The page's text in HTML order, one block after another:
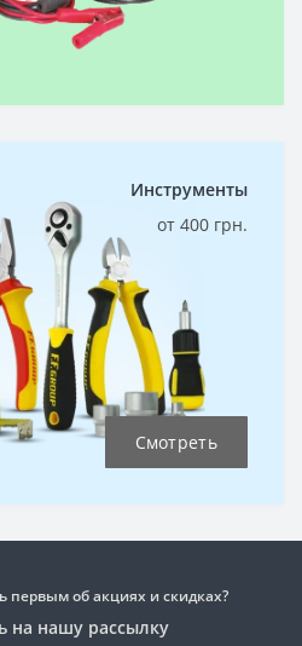
Инструменты
от 400 грн.
Смотреть
первым об акциях и скидках?
на нашу рассылку